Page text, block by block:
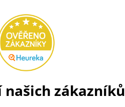
našich zákazníků